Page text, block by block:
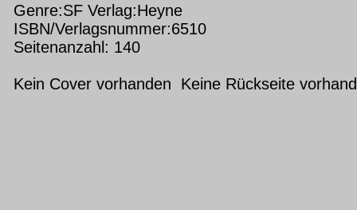
Genre:SF Verlag:Heyne
ISBN/Verlagsnummer:6510
Seitenanzahl: 140
Kein Cover vorhanden Keine Rückseite